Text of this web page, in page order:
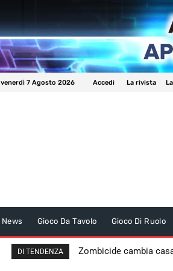
venerdì 7 Agosto 2026 Accedi La rivista
News Gioco Da Tavolo Gioco Di Ruolo
DI TENDENZA Zombicide cambia